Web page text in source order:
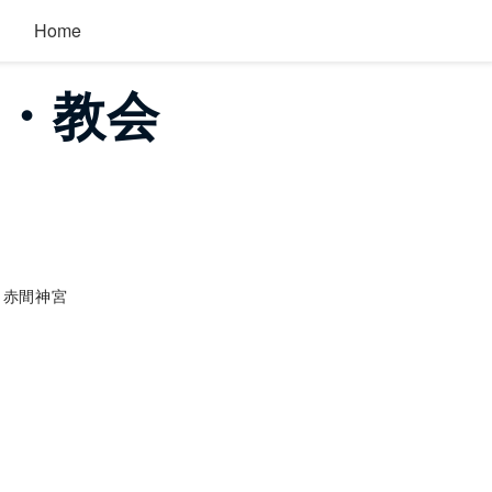
Home
教会
赤間神宮